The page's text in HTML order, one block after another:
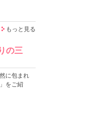
もっと見る
の三
に包まれ
をご紹